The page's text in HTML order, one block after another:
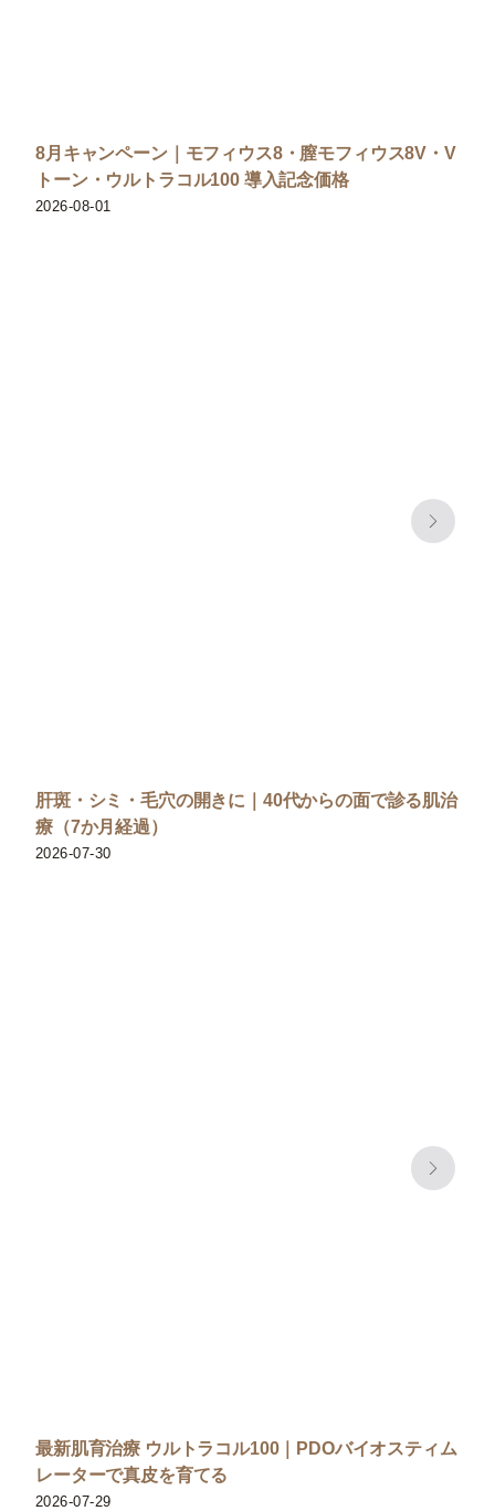
8月キャンペーン｜モフィウス8・膣モフィウス8V・V
トーン・ウルトラコル100 導入記念価格
2026-08-01
肝斑・シミ・毛穴の開きに｜40代からの面で診る肌治
療（7か月経過）
2026-07-30
最新肌育治療 ウルトラコル100｜PDOバイオスティム
レーターで真皮を育てる
2026-07-29